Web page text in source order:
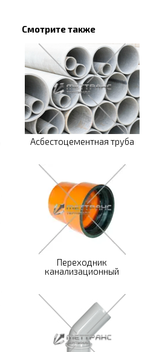
Смотрите также
Асбестоцементная труба
Переходник
канализационный